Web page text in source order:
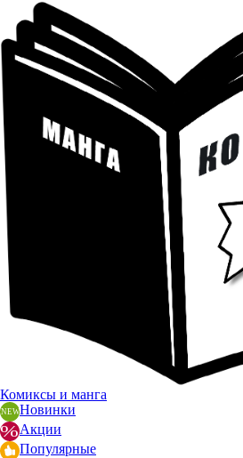
Комиксы и манга
Новинки
Акции
Популярные